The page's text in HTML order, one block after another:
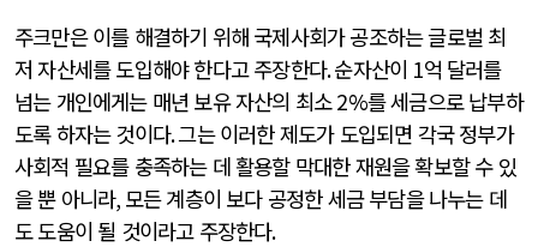
주크만은 이를 해결하기 위해 국제사회가 공조하는 글로벌 최
저 자산세를 도입해야 한다고 주장한다.순자산이 1억 달러를
넘는 개인에게는 매년 보유 자산의 최소2%를 세금으로 납부하
도록 하자는 것이다.그는 이러한 제도가 도입되면 각국 정부가
사회적 필요를 충족하는 데 활용할 막대한 재원을 확보할 수 있
을 뿐 아니라, 모든 계층이 보다 공정한 세금 부담을 나누는 데
도 도움이 될 것이라고 주장한다.